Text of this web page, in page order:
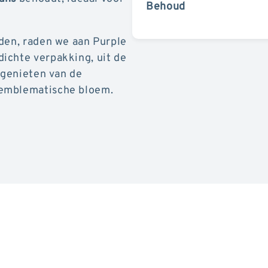
raden we aan Purple
verpakking, uit de
van de
bloem.
Behoud